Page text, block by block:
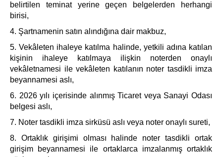
belirtilen teminat yerine geçen belgelerden herhangi
birisi,
4. Şartnamenin satın alındığına dair makbuz,
5. Vekâleten ihaleye katılma halinde, yetkili adına katılan
kişinin ihaleye katılmaya ilişkin noterden onaylı
vekâletnamesi ile vekâleten katılanın noter tasdikli imza
beyannamesi aslı,
6. 2026 yılı içerisinde alınmış Ticaret veya Sanayi Odası
belgesi aslı,
7. Noter tasdikli imza sirküsü aslı veya noter onaylı sureti,
8. Ortaklık girişimi olması halinde noter tasdikli ortak
girişim beyannamesi ile ortaklarca imzalanmış ortaklık